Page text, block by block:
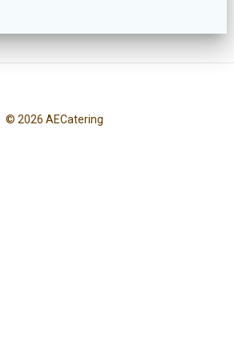
© 2026 AECatering